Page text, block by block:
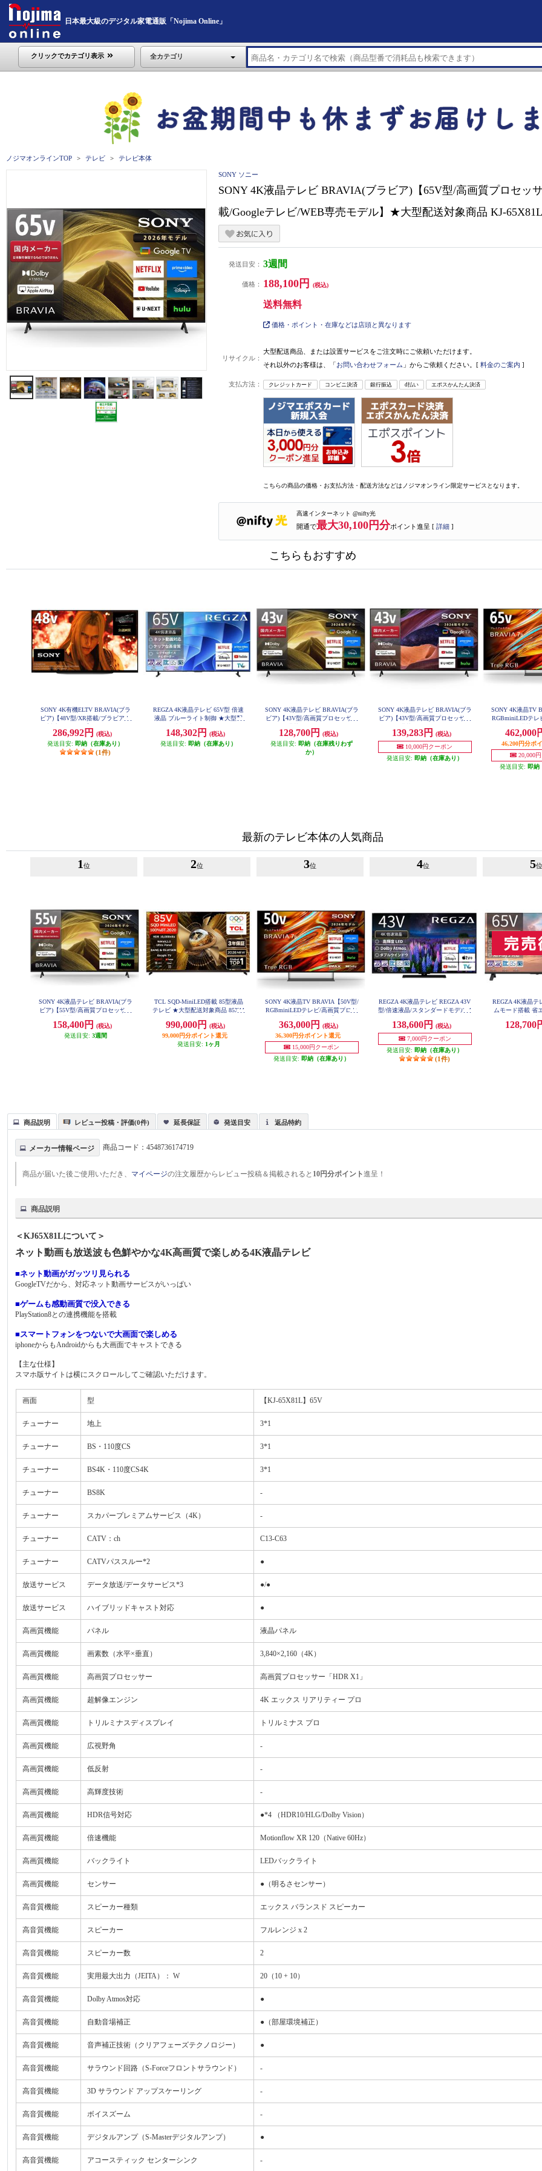
日本最大級のデジタル家電通販「Nojima Online」
クリックでカテゴリ表示 全カテゴリ
ノジマオンラインTOP テレビ テレビ本体
SONY ソニー
SONY 4K液晶テレビ BRAVIA(ブラビア)【65V型/高画質プロセッ
載/Googleテレビ/WEB専売モデル】★大型配送対象商品 KJ-
発送目安： 3週間
価格： 188,100円 (税込)
送料無料
価格・ポイント・在庫などは店頭と異なります
リサイクル：
大型配送商品、または設置サービスをご注文時にご依頼いただけます。
それ以外のお客様は、「お問い合わせフォーム 」からご依頼ください。[ 料金のご案内 ]
支払方法： クレジットカード コンビニ決済 銀行振込 d払い エポスかんたん決済
こちらの商品の価格・お支払方法・配送方法などはノジマオンライン限定サービスとなります。
高速インターネット @nifty光
開通で最大30,100円分ポイント進呈 [ 詳細 ]
こちらもおすすめ
SONY 4K有機ELTV BRAVIA(ブラ
ビア)【48V型/XR搭載/ブラビアカ
286,992円
(税込)
発送目安: 即納（在庫あり）
(1件)
REGZA 4K液晶テレビ 65V型 倍速
液晶 ブルーライト制御 ★大型配
148,302円
(税込)
発送目安: 即納（在庫あり）
SONY 4K液晶テレビ BRAVIA(ブラ
ビア)【43V型/高画質プロセッサー
売モデル】 KJ-43X81L
128,700円
(税込)
発送目安: 即納（在庫残りわず
か）
SONY 4K液晶テレビ BRAVIA(ブラ
ビア)【43V型/高画質プロセッサー
low XR 240搭載】 KJ-43X83L
139,283円
(税込)
10,000円クーポン
発送目安: 即納（在庫あり）
SONY 4K液晶TV
RGBminiLEDテレ
配送対象商品
462,000
46,200円分ポ
20,000
発送目安: 即納
最新のテレビ本体の人気商品
1 位
SONY 4K液晶テレビ BRAVIA(ブラ
ビア)【55V型/高画質プロセッサー
売モデル】 KJ-55X81L
158,400円
(税込)
発送目安: 3週間
2位
TCL SQD-MiniLED搭載 85型液晶
テレビ ★大型配送対象商品 85X11
990,000円
(税込)
99,000円分ポイント還元
発送目安: 1ヶ月
3位
SONY 4K液晶TV BRAVIA【50V型/
RGBminiLEDテレビ/高画質プロセ
70M2
363,000円
(税込)
36,300円分ポイント還元
15,000円クーポン
発送目安: 即納（在庫あり）
4位
REGZA 4K液晶テレビ REGZA 43V
型/倍速液晶/スタンダードモデル 4
138,600円
(税込)
7,000円クーポン
発送目安: 即納（在庫あり）
(1件)
5位
REGZA 4K液晶テ
ムモード搭載 省
128,700
商品説明 レビュー投稿・評価(0件) 延長保証 発送目安 返品特約
メーカー情報ページ 商品コード：4548736174719
商品が届いた後ご使用いただき、 マイページの注文履歴からレビュー投稿＆掲載されると 10円分ポイント進呈！
商品説明
＜KJ65X81Lについて＞
ネット動画も放送波も色鮮やかな4K高画質で楽しめる4K液晶テレビ
■ネット動画がガッツリ見られる
GoogleTVだから、対応ネット動画サービスがいっぱい
■ゲームも感動画質で没入できる
PlayStation8との連携機能を搭載
■スマートフォンをつないで大画面で楽しめる
iphoneからもAndroidからも大画面でキャストできる
【主な仕様】
スマホ版サイトは横にスクロールしてご確認いただけます。
画面 型 【KJ-65X81L】65V
チューナー 地上 3*1
チューナー BS・110度CS 3*1
チューナー BS4K・110度CS4K 3*1
チューナー BS8K -
チューナー スカパープレミアムサービス（4K） -
チューナー CATV：ch C13-C63
チューナー CATVパススルー*2 ●
放送サービス データ放送/データサービス*3 ●/●
放送サービス ハイブリッドキャスト対応 ●
高画質機能 パネル 液晶パネル
高画質機能 画素数（水平×垂直） 3,840×2,160（4K）
高画質機能 高画質プロセッサー 高画質プロセッサー「HDR X1」
高画質機能 超解像エンジン 4K エックス リアリティー プロ
高画質機能 トリルミナスディスプレイ トリルミナス プロ
高画質機能 広視野角 -
高画質機能 低反射 -
高画質機能 高輝度技術 -
高画質機能 HDR信号対応 ●*4 （HDR10/HLG/Dolby Vision）
高画質機能 倍速機能 Motionflow XR 120（Native 60Hz）
高画質機能 バックライト LEDバックライト
高画質機能 センサー ●（明るさセンサー）
高音質機能 スピーカー種類 エックス バランスド スピーカー
高音質機能 スピーカー フルレンジ x 2
高音質機能 スピーカー数 2
高音質機能 実用最大出力（JEITA）： W 20（10 + 10）
高音質機能 Dolby Atmos対応 ●
高音質機能 自動音場補正 ●（部屋環境補正）
高音質機能 音声補正技術（クリアフェーズテクノロジー） ●
高音質機能 サラウンド回路（S-Forceフロントサラウンド） -
高音質機能 3D サラウンド アップスケーリング -
高音質機能 ボイスズーム -
高音質機能 デジタルアンプ（S-Masterデジタルアンプ） ●
高音質機能 アコースティック センターシンク -